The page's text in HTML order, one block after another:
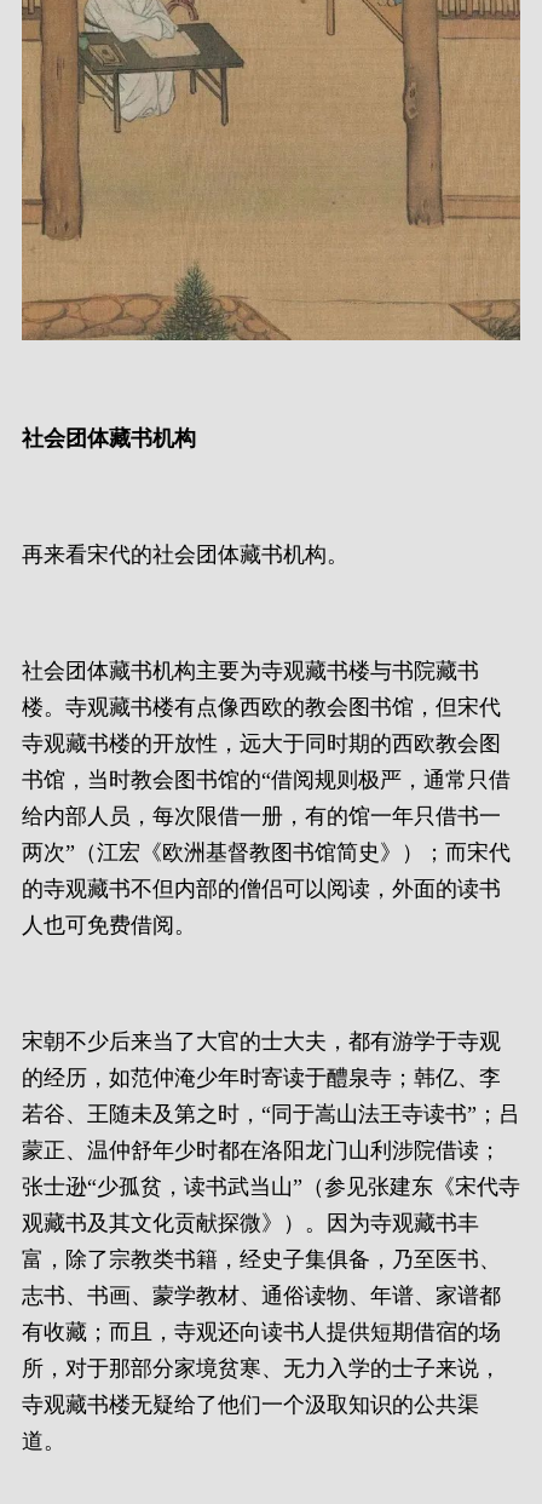
社会团体藏书机构
再来看宋代的社会团体藏书机构。
社会团体藏书机构主要为寺观藏书楼与书院藏书
楼。寺观藏书楼有点像西欧的教会图书馆，但宋代
寺观藏书楼的开放性，远大于同时期的西欧教会图
书馆，当时教会图书馆的“借阅规则极严，通常只借
给内部人员，每次限借一册，有的馆一年只借书一
两次”（江宏《欧洲基督教图书馆简史》）；而宋代
的寺观藏书不但内部的僧侣可以阅读，外面的读书
人也可免费借阅。
宋朝不少后来当了大官的士大夫，都有游学于寺观
的经历，如范仲淹少年时寄读于醴泉寺；韩亿、李
若谷、王随未及第之时，“同于嵩山法王寺读书”；吕
蒙正、温仲舒年少时都在洛阳龙门山利涉院借读；
张士逊“少孤贫，读书武当山”（参见张建东《宋代寺
观藏书及其文化贡献探微》）。因为寺观藏书丰
富，除了宗教类书籍，经史子集俱备，乃至医书、
志书、书画、蒙学教材、通俗读物、年谱、家谱都
有收藏；而且，寺观还向读书人提供短期借宿的场
所，对于那部分家境贫寒、无力入学的士子来说，
寺观藏书楼无疑给了他们一个汲取知识的公共渠
道。